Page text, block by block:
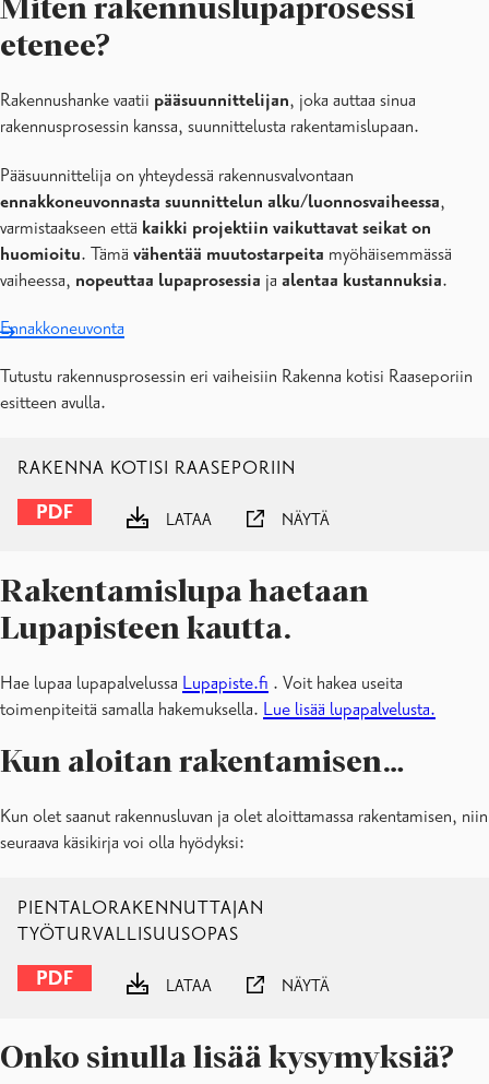
Miten rakennuslupaprosessi
etenee?
Rakennushanke vaatii pääsuunnittelijan, joka auttaa sinua
rakennusprosessin kanssa, suunnittelusta rakentamislupaan.
Pääsuunnittelija on yhteydessä rakennusvalvontaan
ennakkoneuvonnasta suunnittelun alku/luonnosvaiheessa,
varmistaakseen että kaikki projektiin vaikuttavat seikat on
huomioitu. Tämä vähentää muutostarpeita myöhäisemmässä
vaiheessa, nopeuttaa lupaprosessia ja alentaa kustannuksia.
Ennakkoneuvonta
Tutustu rakennusprosessin eri vaiheisiin Rakenna kotisi Raaseporiin
esitteen avulla.
RAKENNA KOTISI RAASEPORIIN
LATAA NÄYTÄ
Rakentamislupa haetaan
Lupapisteen kautta.
Hae lupaa lupapalvelussa Lupapiste.fi . Voit hakea useita
toimenpiteitä samalla hakemuksella. Lue lisää lupapalvelusta.
Kun aloitan rakentamisen…
Kun olet saanut rakennusluvan ja olet aloittamassa rakentamisen, niin
seuraava käsikirja voi olla hyödyksi:
PIENTALORAKENNUTTAJAN
TYÖTURVALLISUUSOPAS
LATAA NÄYTÄ
Onko sinulla lisää kysymyksiä?